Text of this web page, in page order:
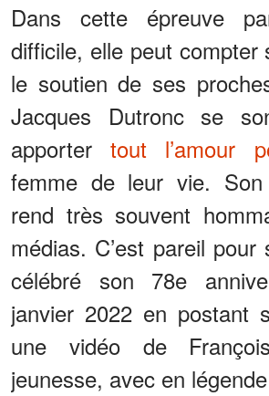
Dans cette épreuve
difficile, elle peut compter
le soutien de ses
Jacques Dutronc se
apportertout l’amour
femme de leur vie. Son
rend très souvent
médias. C’est pareil
célébré son 78e
janvier 2022 en postant
une vidéo de
jeunesse, avec en